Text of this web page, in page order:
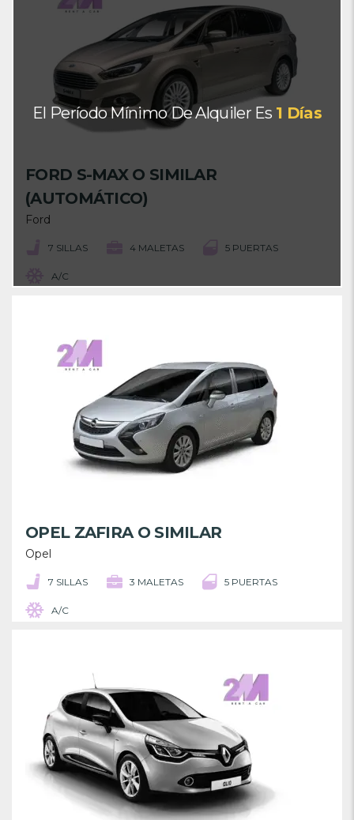
FORD S-MAX O SIMILAR
(AUTOMÁTICO)
Ford
7 SILLAS 4 MALETAS 5 PUERTAS
A/C
El Período Mínimo De Alquiler Es 1 Días
OPEL ZAFIRA O SIMILAR
Opel
7 SILLAS 3 MALETAS 5 PUERTAS
A/C